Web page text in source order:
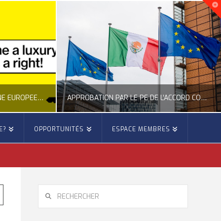
NOUVELLE INITIATIVE CITOYENNE EUROPÉENNE SUR LE LOGEMENT
LOGEMENT
APPROBATION PAR LE PE DE L’ACCORD COMMERCIAL ENTRE L’UE ET LE MEXIQUE
ACTION EXTÉRIEURE, ACTUALITÉ DE L'UNION EUROPÉENNE
JUILLET 22, 2026
OPPORTUNITÉS ESPACE MEMBRES